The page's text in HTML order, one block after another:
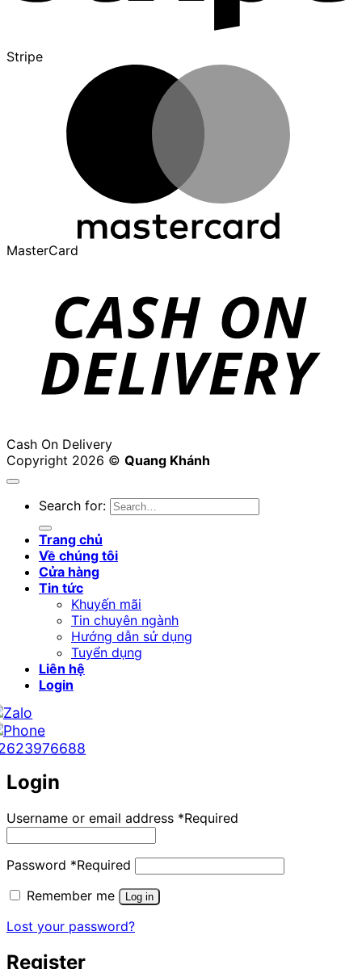
Stripe
MasterCard
Cash On Delivery
Copyright 2026 © Quang Khánh
Search for:
Trang chủ
Về chúng tôi
Cửa hàng
Tin tức
Khuyến mãi
Tin chuyên ngành
Hướng dẫn sử dụng
Tuyển dụng
Liên hệ
Login
Login
Username or email address *Required
Password *Required
Remember me
Log in
Lost your password?
Register